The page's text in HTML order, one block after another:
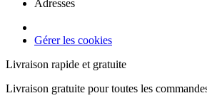
Adresses
Gérer les cookies
Livraison rapide et gratuite
Livraison gratuite pour toutes les